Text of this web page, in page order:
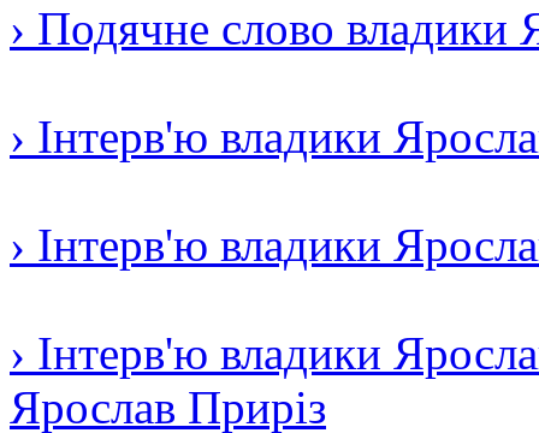
› Подячне слово владики
› Інтерв'ю владики
› Інтерв'ю владики
› Інтерв'ю владики
Ярослав Приріз